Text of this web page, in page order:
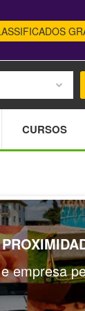
CURSOS
empresa